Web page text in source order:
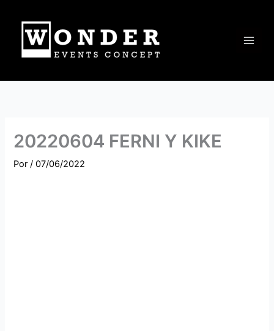
contenido
20220604 FERNI Y KIKE
Por/07/06/2022